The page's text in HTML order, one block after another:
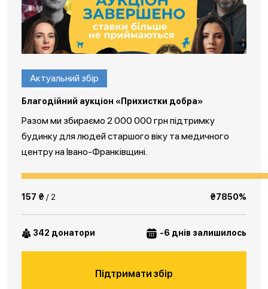
Актуальний збір
Благодійний аукціон «Прихистки добра»
Разом ми збираємо 2 000 000 грн підтримку
будинку для людей старшого віку та медичного
центру на Івано-Франківщині.
157 ₴ / 2 ₴7850%
342 донатори -6 днів залишилось
Підтримати збір